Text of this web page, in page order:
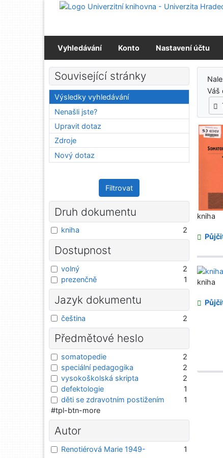
Přejít na obsah
Vyhledávání Konto Nastavení účtu
Váš
kniha
kniha
Související stránky
Výsledky vyhledávání
Nenašli jste?
Upravit dotaz
Zdroje
Nový dotaz
Filtrovat
Druh dokumentu
kniha 2
Dostupnost
volný
2
prezenčně
1
Jazyk dokumentu
čeština 2
Předmětové heslo
somatopedie
2
speciální pedagogika
2
vysokoškolská skripta
2
defektologie
1
děti se zdravotním postižením
1
#tpl-btn-more
Autor
Renotiérová Marie 1949- 1